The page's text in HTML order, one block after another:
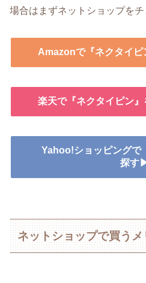
場合はまずネットショップをチ
Amazonで『ネクタイ
楽天で『ネクタイピン
Yahoo!ショッピングで
探す
ネットショップで買う